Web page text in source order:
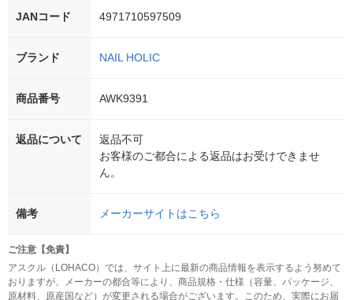
JANコード 4971710597509
ブランド NAIL HOLIC
商品番号 AWK9391
返品について
返品不可
お客様のご都合による返品はお受けできませ
ん。
備考 メーカーサイトはこちら
ご注意【免責】
アスクル（LOHACO）では、サイト上に最新の商品情報を表示するよう努めて
おりますが、メーカーの都合等により、商品規格・仕様（容量、パッケージ、
原材料、原産国など）が変更される場合がございます。このため、実際にお届